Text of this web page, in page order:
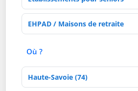
Activités de soins
Où ?
Département